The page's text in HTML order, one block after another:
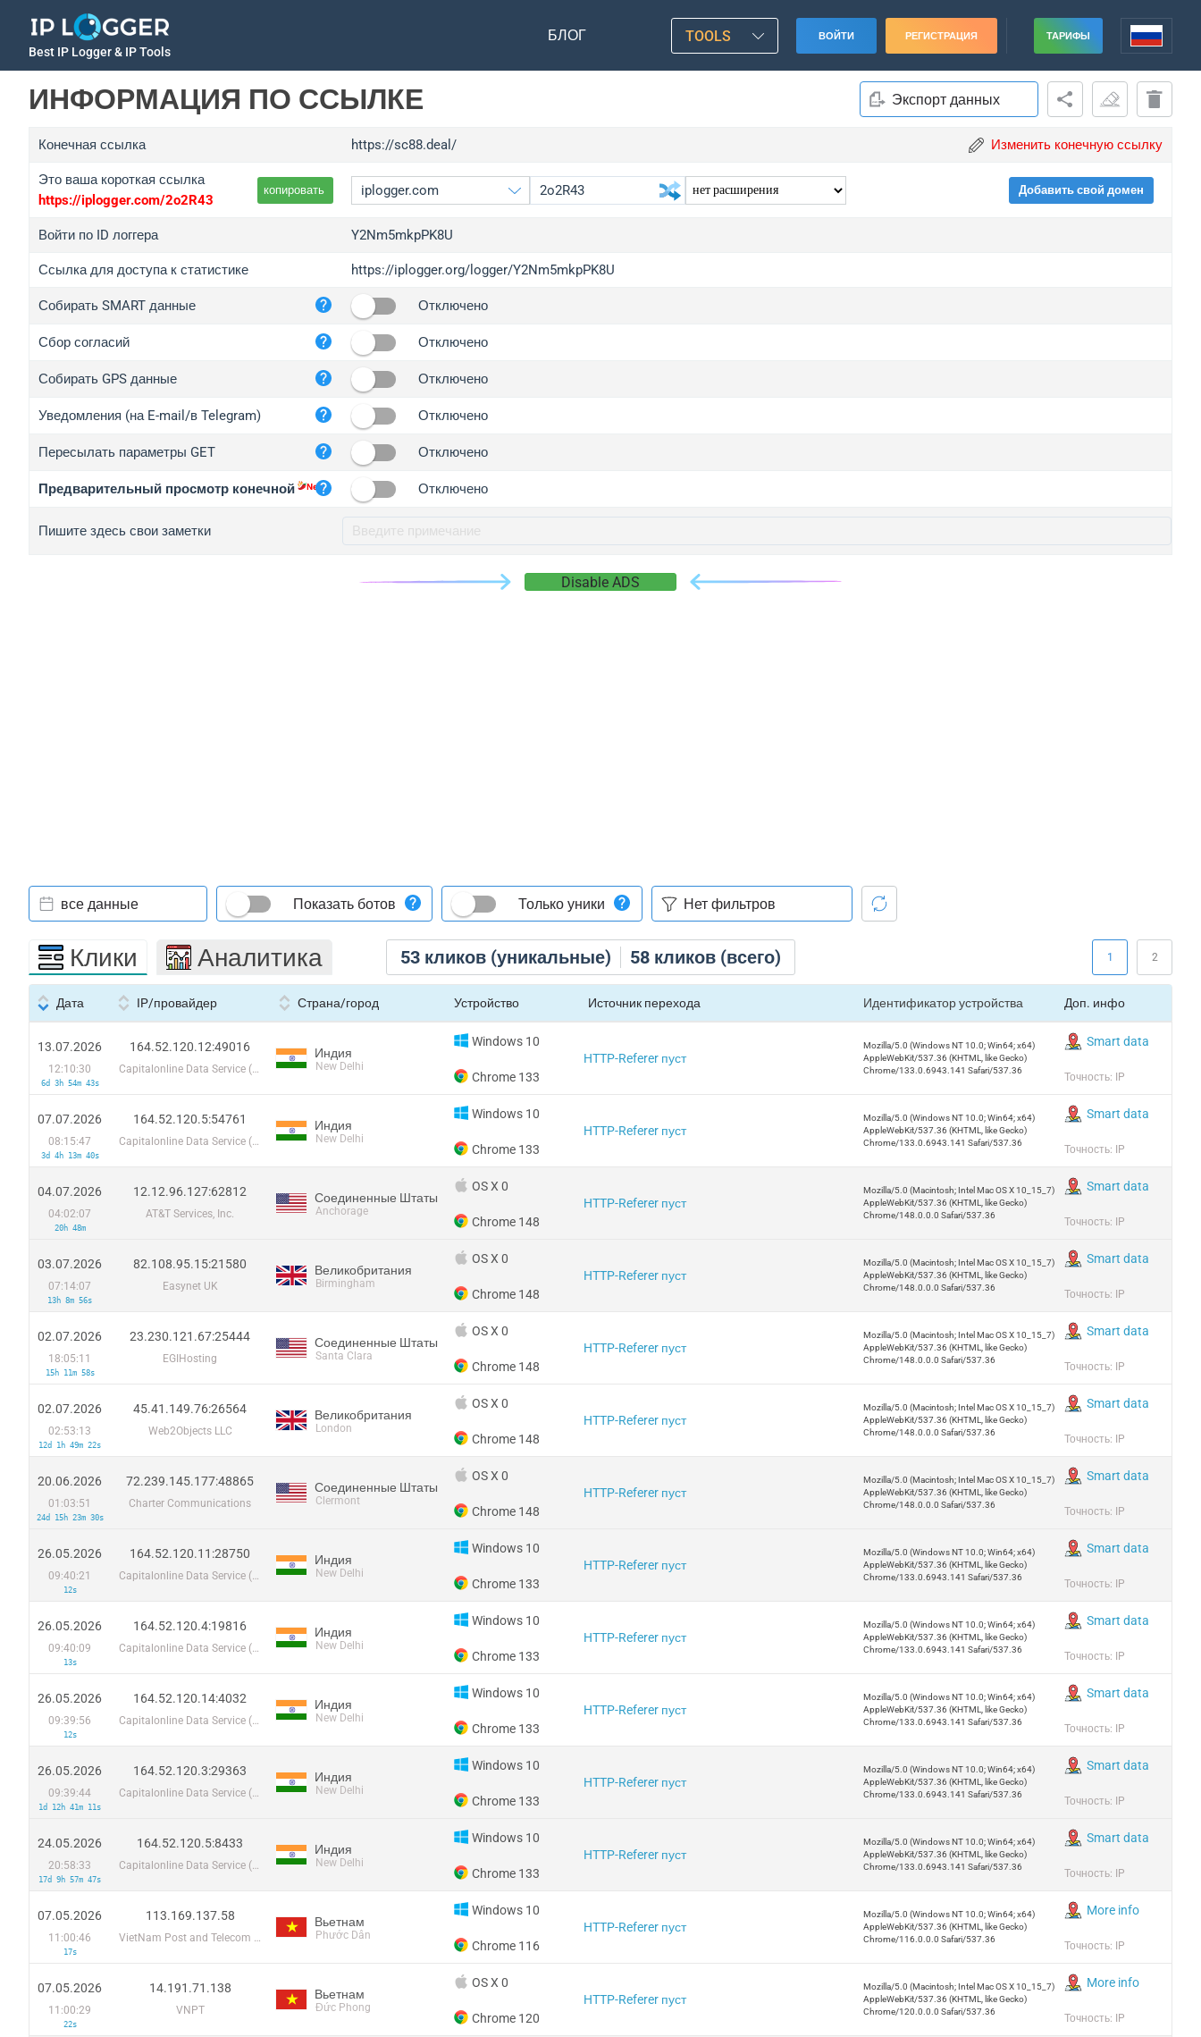
Best IP Logger & IP Tools
БЛОГ TOOLS ВОЙТИ РЕГИСТРАЦИЯ ТАРИФЫ
ИНФОРМАЦИЯ ПО ССЫЛКЕ Экспорт данных
Конечная ссылка https://sc88.deal/ Изменить конечную ссылку
Это ваша короткая ссылка
https://iplogger.com/2o2R43
копировать
iplogger.org
wl.gl
ed.tc
iplogger.com
iplogger.co
2no.co
yip.su
iplogger.info
Добавить свой домен
Войти по ID логгера Y2Nm5mkpPK8U
Ссылка для доступа к статистике https://iplogger.org/logger/Y2Nm5mkpPK8U
Собирать SMART данные Отключено
Сбор согласий Отключено
Собирать GPS данные Отключено
Уведомления (на E-mail/в Telegram) Отключено
Пересылать параметры GET Отключено
Предварительный просмотр конечной Отключено
Пишите здесь свои заметки
Disable ADS
53 кликов (уникальные) 58 кликов (всего)
все данные Показать ботов Только уники
Клики Аналитика 1 2
Дата IP/провайдер Страна/город Устройство Источник перехода Идентификатор устройства Доп. инфо
13.07.2026
12:10:30
6d 3h 54m 43s
164.52.120.12:49016
Capitalonline Data Service (HK) Co
Индия
New Delhi
Windows 10
Chrome 133
HTTP-Referer пуст
Mozilla/5.0 (Windows NT 10.0; Win64; x64)
AppleWebKit/537.36 (KHTML, like Gecko)
Chrome/133.0.6943.141 Safari/537.36
Smart data
Точность: IP
07.07.2026
08:15:47
3d 4h 13m 40s
164.52.120.5:54761
Capitalonline Data Service (HK) Co
Индия
New Delhi
Windows 10
Chrome 133
HTTP-Referer пуст
Mozilla/5.0 (Windows NT 10.0; Win64; x64)
AppleWebKit/537.36 (KHTML, like Gecko)
Chrome/133.0.6943.141 Safari/537.36
Smart data
Точность: IP
04.07.2026
04:02:07
20h 48m
12.12.96.127:62812
AT&T Services, Inc.
Соединенные Штаты
Anchorage
OS X 0
Chrome 148
HTTP-Referer пуст
Mozilla/5.0 (Macintosh; Intel Mac OS X 10_15_7)
AppleWebKit/537.36 (KHTML, like Gecko)
Chrome/148.0.0.0 Safari/537.36
Smart data
Точность: IP
03.07.2026
07:14:07
13h 8m 56s
82.108.95.15:21580
Easynet UK
Великобритания
Birmingham
OS X 0
Chrome 148
HTTP-Referer пуст
Mozilla/5.0 (Macintosh; Intel Mac OS X 10_15_7)
AppleWebKit/537.36 (KHTML, like Gecko)
Chrome/148.0.0.0 Safari/537.36
Smart data
Точность: IP
02.07.2026
18:05:11
15h 11m 58s
23.230.121.67:25444
EGIHosting
Соединенные Штаты
Santa Clara
OS X 0
Chrome 148
HTTP-Referer пуст
Mozilla/5.0 (Macintosh; Intel Mac OS X 10_15_7)
AppleWebKit/537.36 (KHTML, like Gecko)
Chrome/148.0.0.0 Safari/537.36
Smart data
Точность: IP
02.07.2026
02:53:13
12d 1h 49m 22s
45.41.149.76:26564
Web2Objects LLC
Великобритания
London
OS X 0
Chrome 148
HTTP-Referer пуст
Mozilla/5.0 (Macintosh; Intel Mac OS X 10_15_7)
AppleWebKit/537.36 (KHTML, like Gecko)
Chrome/148.0.0.0 Safari/537.36
Smart data
Точность: IP
20.06.2026
01:03:51
24d 15h 23m 30s
72.239.145.177:48865
Charter Communications
Соединенные Штаты
Clermont
OS X 0
Chrome 148
HTTP-Referer пуст
Mozilla/5.0 (Macintosh; Intel Mac OS X 10_15_7)
AppleWebKit/537.36 (KHTML, like Gecko)
Chrome/148.0.0.0 Safari/537.36
Smart data
Точность: IP
26.05.2026
09:40:21
12s
164.52.120.11:28750
Capitalonline Data Service (HK) Co
Индия
New Delhi
Windows 10
Chrome 133
HTTP-Referer пуст
Mozilla/5.0 (Windows NT 10.0; Win64; x64)
AppleWebKit/537.36 (KHTML, like Gecko)
Chrome/133.0.6943.141 Safari/537.36
Smart data
Точность: IP
26.05.2026
09:40:09
13s
164.52.120.4:19816
Capitalonline Data Service (HK) Co
Индия
New Delhi
Windows 10
Chrome 133
HTTP-Referer пуст
Mozilla/5.0 (Windows NT 10.0; Win64; x64)
AppleWebKit/537.36 (KHTML, like Gecko)
Chrome/133.0.6943.141 Safari/537.36
Smart data
Точность: IP
26.05.2026
09:39:56
12s
164.52.120.14:4032
Capitalonline Data Service (HK) Co
Индия
New Delhi
Windows 10
Chrome 133
HTTP-Referer пуст
Mozilla/5.0 (Windows NT 10.0; Win64; x64)
AppleWebKit/537.36 (KHTML, like Gecko)
Chrome/133.0.6943.141 Safari/537.36
Smart data
Точность: IP
26.05.2026
09:39:44
1d 12h 41m 11s
164.52.120.3:29363
Capitalonline Data Service (HK) Co
Индия
New Delhi
Windows 10
Chrome 133
HTTP-Referer пуст
Mozilla/5.0 (Windows NT 10.0; Win64; x64)
AppleWebKit/537.36 (KHTML, like Gecko)
Chrome/133.0.6943.141 Safari/537.36
Smart data
Точность: IP
24.05.2026
20:58:33
17d 9h 57m 47s
164.52.120.5:8433
Capitalonline Data Service (HK) Co
Индия
New Delhi
Windows 10
Chrome 133
HTTP-Referer пуст
Mozilla/5.0 (Windows NT 10.0; Win64; x64)
AppleWebKit/537.36 (KHTML, like Gecko)
Chrome/133.0.6943.141 Safari/537.36
Smart data
Точность: IP
07.05.2026
11:00:46
17s
113.169.137.58
VietNam Post and Telecom Corporation
Вьетнам
Phước Dân
Windows 10
Chrome 116
HTTP-Referer пуст
Mozilla/5.0 (Windows NT 10.0; Win64; x64)
AppleWebKit/537.36 (KHTML, like Gecko)
Chrome/116.0.0.0 Safari/537.36
More info
Точность: IP
07.05.2026
11:00:29
22s
14.191.71.138
VNPT
Вьетнам
Đức Phong
OS X 0
Chrome 120
HTTP-Referer пуст
Mozilla/5.0 (Macintosh; Intel Mac OS X 10_15_7)
AppleWebKit/537.36 (KHTML, like Gecko)
Chrome/120.0.0.0 Safari/537.36
More info
Точность: IP